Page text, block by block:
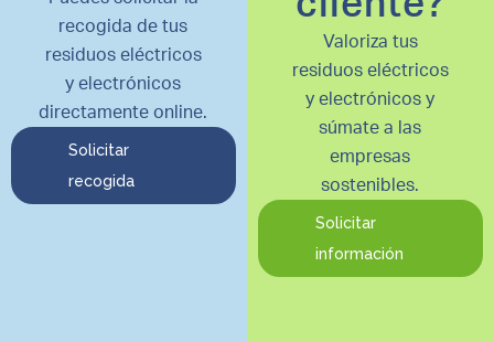
recogida de tus
residuos eléctricos
y electrónicos
directamente online.
Solicitar
recogida
Valoriza tus
residuos eléctricos
y electrónicos y
súmate a las
empresas
sostenibles.
Solicitar
información